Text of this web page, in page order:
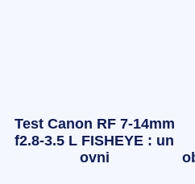
Test Canon RF 7-14mm
f2.8-3.5 L FISHEYE : un
ovni